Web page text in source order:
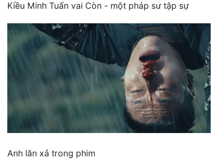
Kiều Minh Tuấn vai Còn - một pháp sư tập sự
Anh lăn xả trong phim